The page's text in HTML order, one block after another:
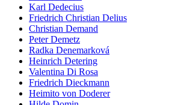
Karl Dedecius
Friedrich Christian Delius
Christian Demand
Peter Demetz
Radka Denemarková
Heinrich Detering
Valentina Di Rosa
Friedrich Dieckmann
Heimito von Doderer